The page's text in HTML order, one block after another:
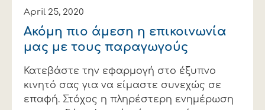
April 25, 2020
Ακόμη πιο άμεση η επικοινωνία
μας με τους παραγωγούς
Κατεβάστε την εφαρμογή στο έξυπνο
κινητό σας για να είμαστε συνεχώς σε
επαφή. Στόχος η πληρέστερη ενημέρωση